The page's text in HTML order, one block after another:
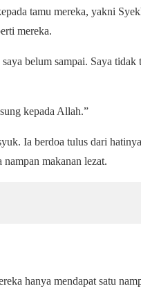
tamu mereka, yakni
mereka.
belum sampai. Saya tidak
kepada Allah.”
Ia berdoa tulus dari
makanan lezat.
hanya mendapat satu